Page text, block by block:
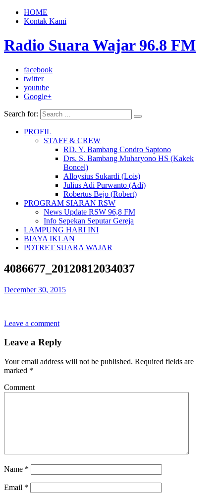
HOME
Kontak Kami
Radio Suara Wajar 96.8 FM
facebook
twitter
youtube
Google+
Search for:
PROFIL
STAFF & CREW
RD. Y. Bambang Condro Saptono
Drs. S. Bambang Muharyono HS (Kakek
Boncel)
Alloysius Sukardi (Lois)
Julius Adi Purwanto (Adi)
Robertus Bejo (Robert)
PROGRAM SIARAN RSW
News Update RSW 96,8 FM
Info Sepekan Seputar Gereja
LAMPUNG HARI INI
BIAYA IKLAN
POTRET SUARA WAJAR
4086677_20120812034037
December 30, 2015
Leave a comment
Leave a Reply
Your email address will not be published. Required fields are
marked *
Comment
Name *
Email *